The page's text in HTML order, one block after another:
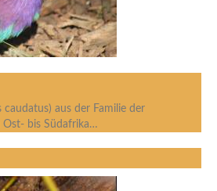
caudatus) aus der Familie der
Ost- bis Südafrika…